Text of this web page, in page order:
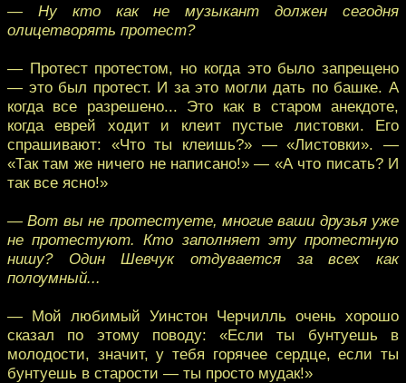
— Ну кто как не музыкант должен сегодня
олицетворять протест?
— Протест протестом, но когда это было запрещено
— это был протест. И за это могли дать по башке. А
когда все разрешено... Это как в старом анекдоте,
когда еврей ходит и клеит пустые листовки. Его
спрашивают: «Что ты клеишь?» — «Листовки». —
«Так там же ничего не написано!» — «А что писать? И
так все ясно!»
— Вот вы не протестуете, многие ваши друзья уже
не протестуют. Кто заполняет эту протестную
нишу? Один Шевчук отдувается за всех как
полоумный...
— Мой любимый Уинстон Черчилль очень хорошо
сказал по этому поводу: «Если ты бунтуешь в
молодости, значит, у тебя горячее сердце, если ты
бунтуешь в старости — ты просто мудак!»